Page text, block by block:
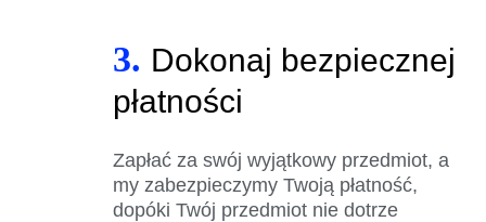
3. Dokonaj bezpiecznej
płatności
Zapłać za swój wyjątkowy przedmiot, a
my zabezpieczymy Twoją płatność,
dopóki Twój przedmiot nie dotrze